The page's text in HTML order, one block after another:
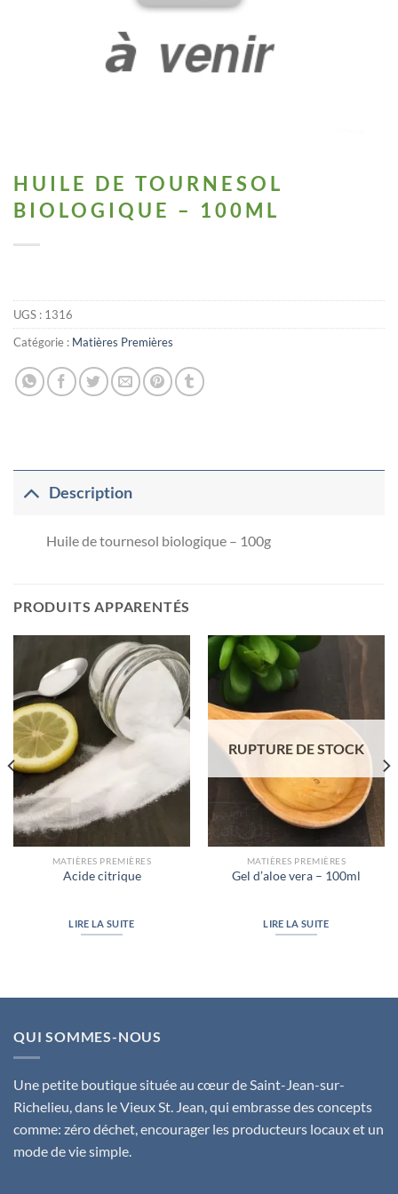
HUILE DE TOURNESOL
BIOLOGIQUE – 100ML
UGS : 1316
Catégorie : Matières Premières
Description
Huile de tournesol biologique – 100g
PRODUITS APPARENTÉS
MATIÈRES PREMIÈRES
Acide citrique
LIRE LA SUITE
RUPTURE DE STOCK
MATIÈRES PREMIÈRES
Gel d’aloe vera – 100ml
LIRE LA SUITE
QUI SOMMES-NOUS
Une petite boutique située au cœur de Saint-Jean-sur-
Richelieu, dans le Vieux St. Jean, qui embrasse des concepts
comme: zéro déchet, encourager les producteurs locaux et un
mode de vie simple.